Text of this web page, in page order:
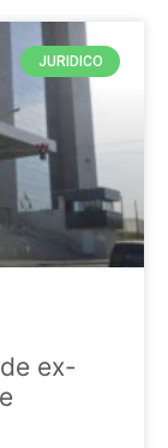
JURIDICO
ex-